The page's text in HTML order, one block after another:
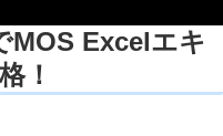
MOS Excelエキ
！